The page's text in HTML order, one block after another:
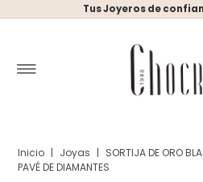
Ir directamente al
Tus Joyeros de
Inicio | Joyas | SORTIJA DE ORO
PAVÉ DE DIAMANTES